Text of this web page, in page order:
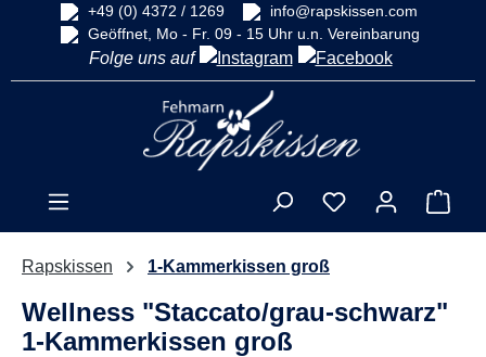
springen
+49 (0) 4372 / 1269
info@rapskissen.com
Geöffnet, Mo - Fr. 09 - 15 Uhr u.n. Vereinbarung
Folge uns auf
Rapskissen 1-Kammerkissen groß
Wellness "Staccato/grau-schwarz"
1-Kammerkissen groß